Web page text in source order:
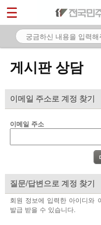
게시판 상담
이메일 주소로 계정 찾기
이메일 주소
질문/답변으로 계정 찾기
회원 정보에 입력한 아이디와
발급 받을 수 있습니다.
마이페이지
소개
노동상담
- 게시판 상담
- 바로보기
- 찾아보기
- 전국 노동상담소 안내
자료